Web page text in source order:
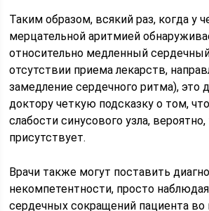
Таким образом, всякий раз, когда у
мерцательной аритмией
относительно медленный
отсутствии приема лекарств,
замедление сердечного ритма), это
доктору четкую подсказку о том,
слабости синусового узла,
присутствует.
Врачи также могут поставить
некомпетентности, просто
сердечных сокращений пациента во